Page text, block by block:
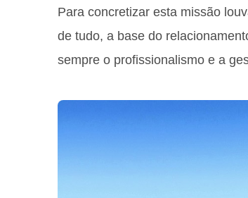
Para concretizar esta missão
de tudo, a base do
sempre o profissionalismo e a